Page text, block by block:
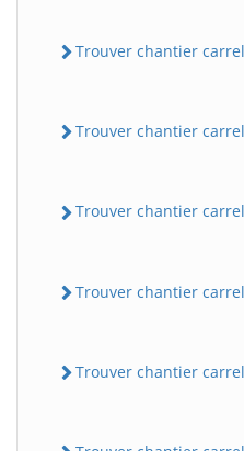
Trouver chantier
Trouver chantier
Trouver chantier
Trouver chantier
Trouver chantier